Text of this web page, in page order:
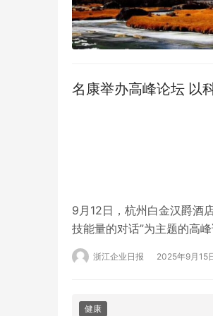
名康举办高峰论坛 以
9月12日，杭州白金汉爵酒
技能量的对话”为主题的高
的众多专家紧密相连。他
康食品行业的高质量发展注
浙江企业日报 2025年9月15
健康